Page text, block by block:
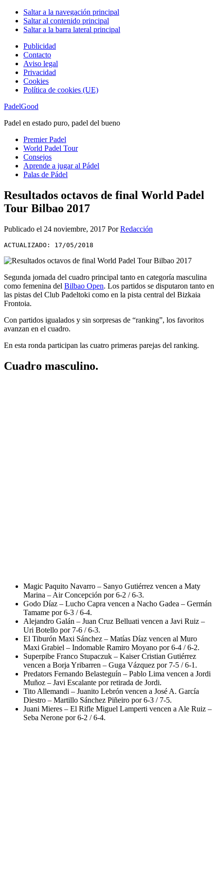
Saltar a la navegación principal
Saltar al contenido principal
Saltar a la barra lateral principal
Publicidad
Contacto
Aviso legal
Privacidad
Cookies
Política de cookies (UE)
PadelGood
Padel en estado puro, padel del bueno
Premier Padel
World Padel Tour
Consejos
Aprende a jugar al Pádel
Palas de Pádel
Resultados octavos de final World Padel
Tour Bilbao 2017
Publicado el 24 noviembre, 2017 PorRedacción
ACTUALIZADO: 17/05/2018
Segunda jornada del cuadro principal tanto en categoría masculina
como femenina del Bilbao Open. Los partidos se disputaron tanto en
las pistas del Club Padeltoki como en la pista central del Bizkaia
Frontoia.
Con partidos igualados y sin sorpresas de “ranking”, los favoritos
avanzan en el cuadro.
En esta ronda participan las cuatro primeras parejas del ranking.
Cuadro masculino.
Magic Paquito Navarro – Sanyo Gutiérrez vencen a Maty
Marina – Air Concepción por 6-2 / 6-3.
Godo Díaz – Lucho Capra vencen a Nacho Gadea – Germán
Tamame por 6-3 / 6-4.
Alejandro Galán – Juan Cruz Belluati vencen a Javi Ruiz –
Uri Botello por 7-6 / 6-3.
El Tiburón Maxi Sánchez – Matías Díaz vencen al Muro
Maxi Grabiel – Indomable Ramiro Moyano por 6-4 / 6-2.
Superpibe Franco Stupaczuk – Kaiser Cristian Gutiérrez
vencen a Borja Yribarren – Guga Vázquez por 7-5 / 6-1.
Predators Fernando Belasteguín – Pablo Lima vencen a Jordi
Muñoz – Javi Escalante por retirada de Jordi.
Tito Allemandi – Juanito Lebrón vencen a José A. García
Diestro – Martillo Sánchez Piñeiro por 6-3 / 7-5.
Juani Mieres – El Rifle Miguel Lamperti vencen a Ale Ruiz –
Seba Nerone por 6-2 / 6-4.